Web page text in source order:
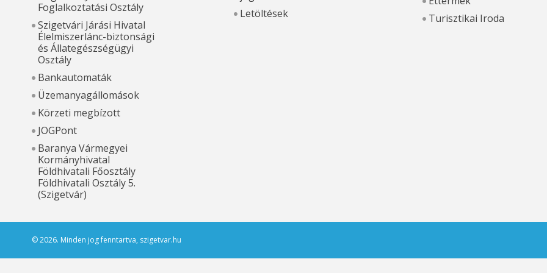
Foglalkoztatási Osztály
Szigetvári Járási Hivatal
Élelmiszerlánc-biztonsági
és Állategészségügyi
Osztály
Bankautomaták
Üzemanyagállomások
Körzeti megbízott
JOGPont
Baranya Vármegyei
Kormányhivatal
Földhivatali Főosztály
Földhivatali Osztály 5.
(Szigetvár)
Letöltések
Turisztikai Iroda
© 2026. Minden jog fenntartva, szigetvar.hu